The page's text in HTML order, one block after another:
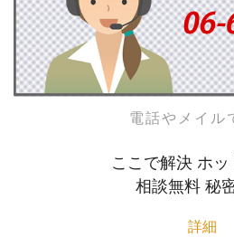
電話やメイル
ここで解決 ホッ
相談無料 秘
詳細